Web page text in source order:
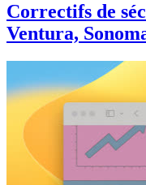
Correctifs de
Ventura,